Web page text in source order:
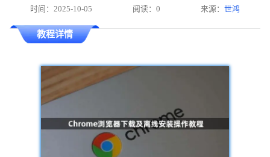
时间：2025-10-05 阅读：0 来源：世鸿
教程详情